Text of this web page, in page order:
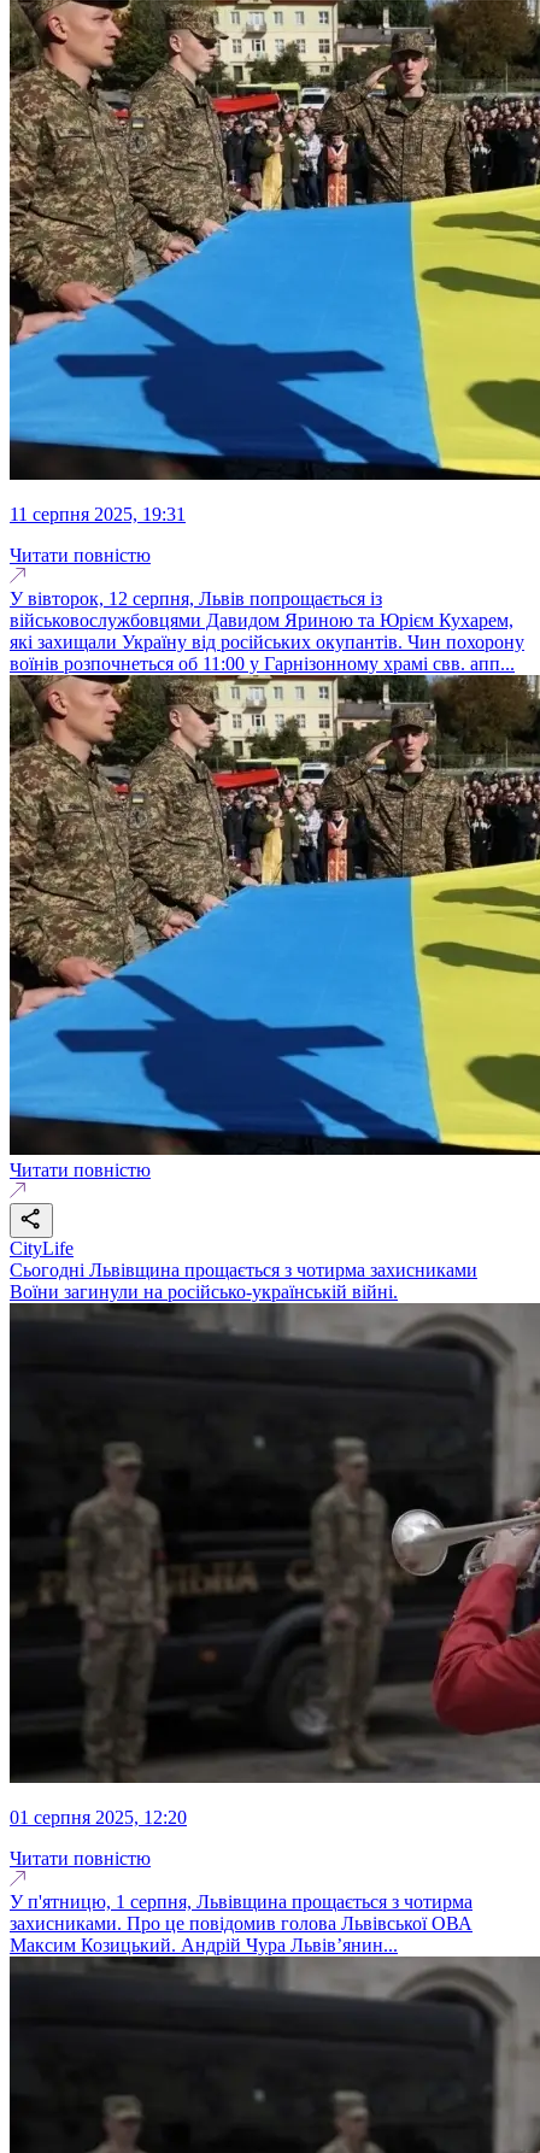
11 серпня 2025, 19:31
Читати повністю
У вівторок, 12 серпня, Львів попрощається із
військовослужбовцями Давидом Яриною та Юрієм Кухарем,
які захищали Україну від російських окупантів. Чин похорону
воїнів розпочнеться об 11:00 у Гарнізонному храмі свв. апп...
Читати повністю
CityLife
Сьогодні Львівщина прощається з чотирма захисниками
Воїни загинули на російсько-українській війні.
01 серпня 2025, 12:20
Читати повністю
У п'ятницю, 1 серпня, Львівщина прощається з чотирма
захисниками. Про це повідомив голова Львівської ОВА
Максим Козицький. Андрій Чура Львів’янин...